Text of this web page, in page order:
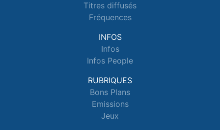
Titres diffusés
Fréquences
INFOS
Infos
Infos People
RUBRIQUES
Bons Plans
Emissions
Jeux